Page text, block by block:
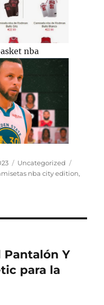
Categorías
Uncategorized
nba city edition,
Pantalón Y
para la